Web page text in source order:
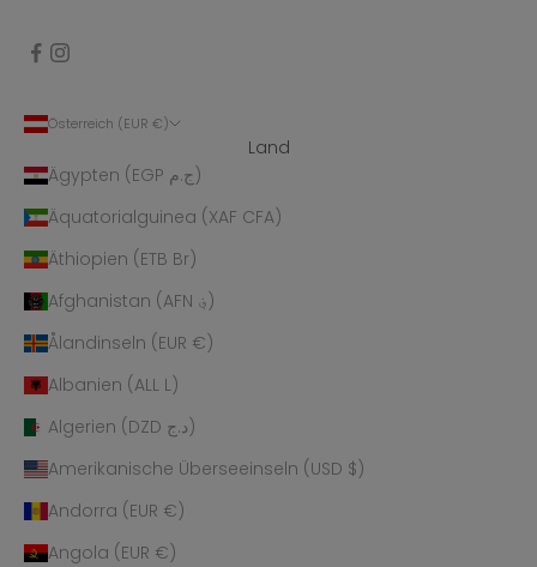
Österreich (EUR €)
Land
Ägypten (EGP ج.م)
Äquatorialguinea (XAF CFA)
Äthiopien (ETB Br)
Afghanistan (AFN ؋)
Ålandinseln (EUR €)
Albanien (ALL L)
Algerien (DZD د.ج)
Amerikanische Überseeinseln (USD $)
Andorra (EUR €)
Angola (EUR €)